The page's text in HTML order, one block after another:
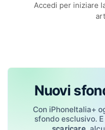
Accedi per iniziare
Nuovi
Con iPhoneItalia+
sfondo esclusivo.